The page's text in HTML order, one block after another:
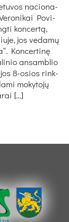
na­cio­na­
Po­vi­
kon­cer­tą,
jos ve­da­mų
Kon­cer­ti­nę
an­samb­lio
8-osios rink­
mo­ky­to­jų
[…]